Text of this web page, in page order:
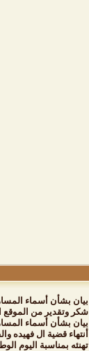
بيان بشأن أسماء
شكر وتقدير من الموقع
بيان بشأن أسماء
أنتهاء قضية ال فهيده
تهنئه بمناسبة اليوم